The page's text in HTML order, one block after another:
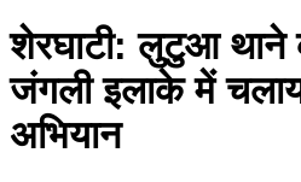
शेरघाटी: लुटुआ थाने
जंगली इलाके में
अभियान